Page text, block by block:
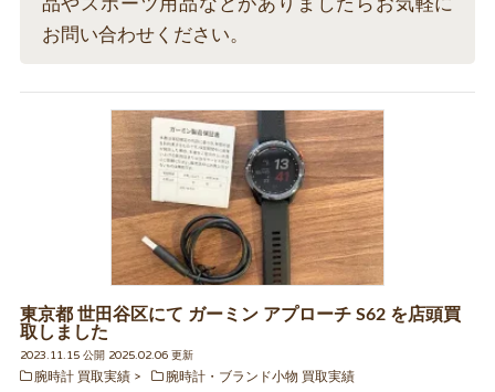
品やスポーツ用品などがありましたらお気軽に
お問い合わせください。
東京都 世田谷区にて ガーミン アプローチ S62 を店頭買
取しました
2023.11.15 公開 2025.02.06 更新
腕時計 買取実績
腕時計・ブランド小物 買取実績